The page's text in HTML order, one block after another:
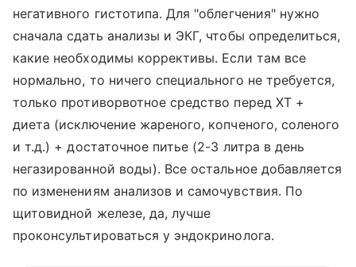
негативного гистотипа. Для "облегчения" нужно
сначала сдать анализы и ЭКГ, чтобы определиться,
какие необходимы коррективы. Если там все
нормально, то ничего специального не требуется,
только противорвотное средство перед ХТ +
диета (исключение жареного, копченого, соленого
и т.д.) + достаточное питье (2-3 литра в день
негазированной воды). Все остальное добавляется
по изменениям анализов и самочувствия. По
щитовидной железе, да, лучше
проконсультироваться у эндокринолога.